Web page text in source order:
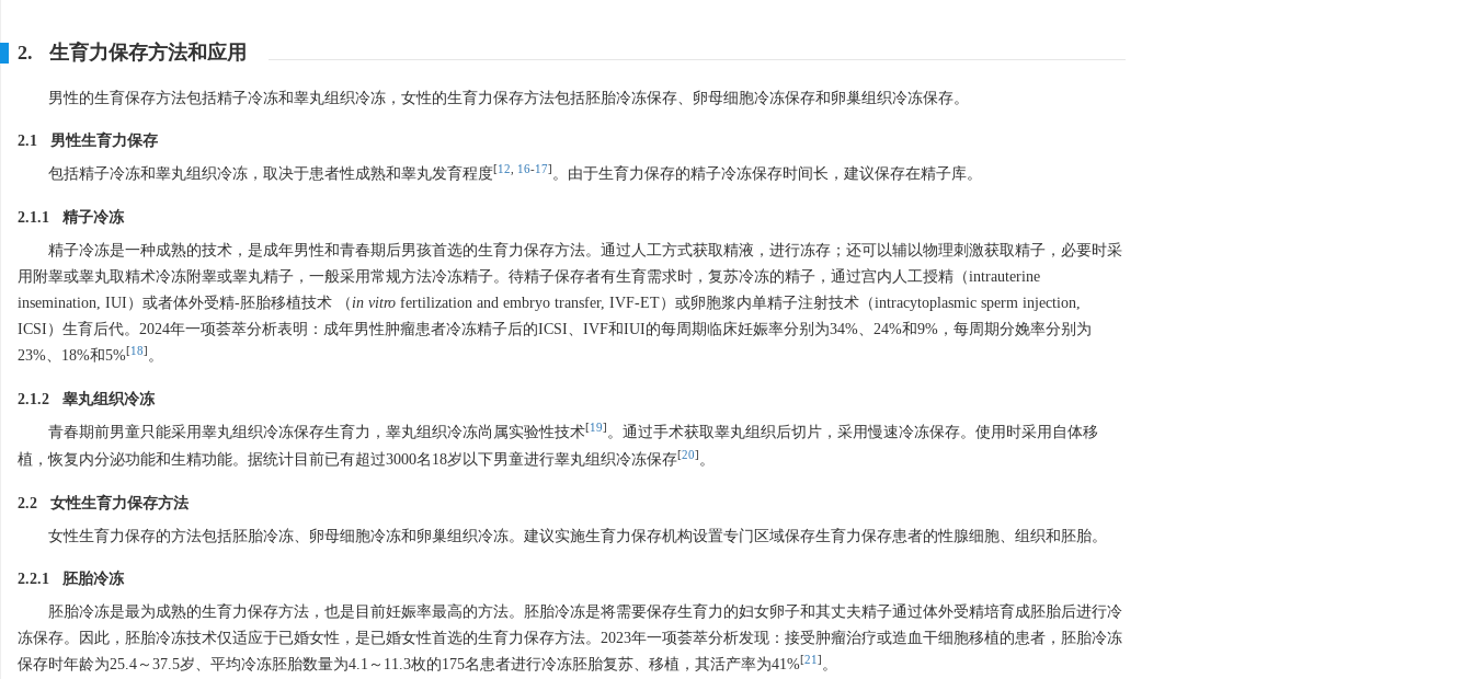
2. 生育力保存方法和应用
男性的生育保存方法包括精子冷冻和睾丸组织冷冻，女性的生育力保存方法包括胚胎冷冻保存、卵母细胞冷冻保存和卵巢组织冷冻保存。
2.1 男性生育力保存
包括精子冷冻和睾丸组织冷冻，取决于患者性成熟和睾丸发育程度[12, 16-17] 。由于生育力保存的精子冷冻保存时间长，建议保存在精子库。
2.1.1 精子冷冻
精子冷冻是一种成熟的技术，是成年男性和青春期后男孩首选的生育力保存方法。通过人工方式获取精液，进行冻存；还可以辅以物理刺激获取精子，必要时采
用附睾或睾丸取精术冷冻附睾或睾丸精子，一般采用常规方法冷冻精子。待精子保存者有生育需求时，复苏冷冻的精子，通过宫内人工授精（intrauterine
insemination, IUI）或者体外受精-胚胎移植技术 （in vitro fertilization and embryo transfer, IVF-ET）或卵胞浆内单精子注射技术（intracytoplasmic sperm injection,
ICSI）生育后代。2024年一项荟萃分析表明：成年男性肿瘤患者冷冻精子后的ICSI、IVF和IUI的每周期临床妊娠率分别为34%、24%和9%，每周期分娩率分别为
23%、18%和5%[18] 。
2.1.2 睾丸组织冷冻
青春期前男童只能采用睾丸组织冷冻保存生育力，睾丸组织冷冻尚属实验性技术[19] 。通过手术获取睾丸组织后切片，采用慢速冷冻保存。使用时采用自体移
植，恢复内分泌功能和生精功能。据统计目前已有超过3000名18岁以下男童进行睾丸组织冷冻保存[20] 。
2.2 女性生育力保存方法
女性生育力保存的方法包括胚胎冷冻、卵母细胞冷冻和卵巢组织冷冻。建议实施生育力保存机构设置专门区域保存生育力保存患者的性腺细胞、组织和胚胎。
2.2.1 胚胎冷冻
胚胎冷冻是最为成熟的生育力保存方法，也是目前妊娠率最高的方法。胚胎冷冻是将需要保存生育力的妇女卵子和其丈夫精子通过体外受精培育成胚胎后进行冷
冻保存。因此，胚胎冷冻技术仅适应于已婚女性，是已婚女性首选的生育力保存方法。2023年一项荟萃分析发现：接受肿瘤治疗或造血干细胞移植的患者，胚胎冷冻
保存时年龄为25.4～37.5岁、平均冷冻胚胎数量为4.1～11.3枚的175名患者进行冷冻胚胎复苏、移植，其活产率为41%[21] 。